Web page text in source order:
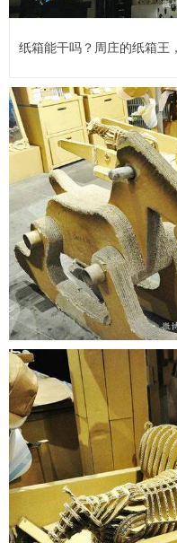
纸箱能干吗？周庄的纸箱王